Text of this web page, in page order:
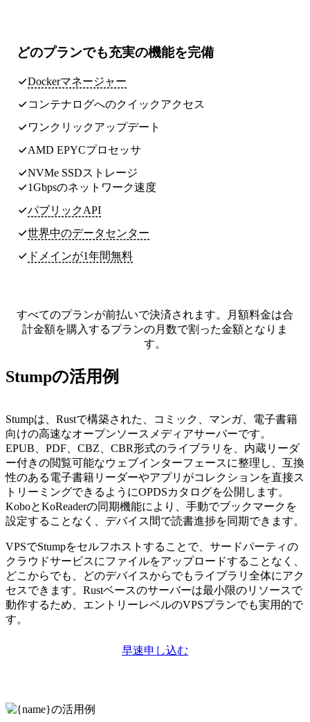
どのプランでも充実の機能を完備
Dockerマネージャー
コンテナログへのクイックアクセス
ワンクリックアップデート
AMD EPYCプロセッサ
NVMe SSDストレージ
1Gbpsのネットワーク速度
パブリックAPI
世界中のデータセンター
ドメインが1年間無料
すべてのプランが前払いで決済されます。月額料金は合
計金額を購入するプランの月数で割った金額となりま
す。
Stumpの活用例
Stumpは、Rustで構築された、コミック、マンガ、電子書籍
向けの高速なオープンソースメディアサーバーです。
EPUB、PDF、CBZ、CBR形式のライブラリを、内蔵リーダ
ー付きの閲覧可能なウェブインターフェースに整理し、互換
性のある電子書籍リーダーやアプリがコレクションを直接ス
トリーミングできるようにOPDSカタログを公開します。
KoboとKoReaderの同期機能により、手動でブックマークを
設定することなく、デバイス間で読書進捗を同期できます。
VPSでStumpをセルフホストすることで、サードパーティの
クラウドサービスにファイルをアップロードすることなく、
どこからでも、どのデバイスからでもライブラリ全体にアク
セスできます。Rustベースのサーバーは最小限のリソースで
動作するため、エントリーレベルのVPSプランでも実用的で
す。
早速申し込む